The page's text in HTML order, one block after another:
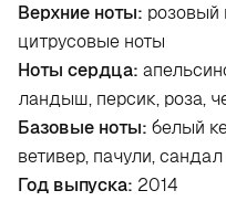
Верхние ноты: розовый
цитрусовые ноты
Ноты сердца:
ландыш, персик, роза,
Базовые ноты: белый
ветивер, пачули, сандал
Год выпуска: 2014